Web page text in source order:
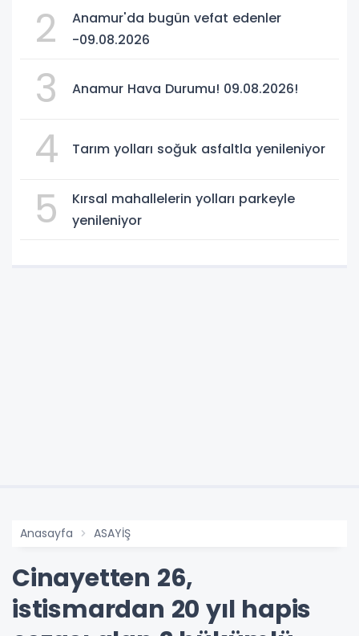
2
Anamur'da bugün vefat edenler
-09.08.2026
3 Anamur Hava Durumu! 09.08.2026!
4 Tarım yolları soğuk asfaltla yenileniyor
5
Kırsal mahallelerin yolları parkeyle
yenileniyor
Anasayfa ASAYİŞ
Cinayetten 26,
istismardan 20 yıl hapis